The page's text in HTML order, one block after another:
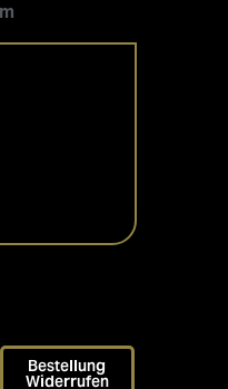
Bestellung
Widerrufen